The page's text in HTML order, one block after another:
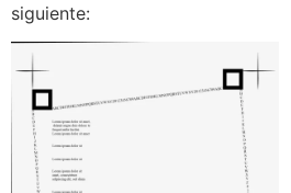
siguiente: